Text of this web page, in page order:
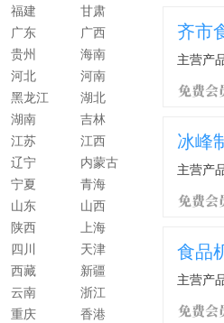
齐市
主营产
冰峰
主营产
食品
主营产
福建
甘肃
广东
广西
贵州
海南
河北
河南
黑龙江
湖北
湖南
吉林
江苏
江西
辽宁
内蒙古
宁夏
青海
山东
山西
陕西
上海
四川
天津
西藏
新疆
云南
浙江
重庆
香港